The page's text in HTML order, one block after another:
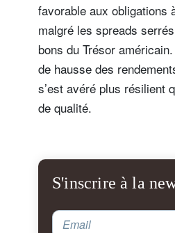
favorable aux obligations
malgré les spreads
bons du Trésor
de hausse des
s’est avéré plus résilient
de qualité.
S'inscrire à la
Email